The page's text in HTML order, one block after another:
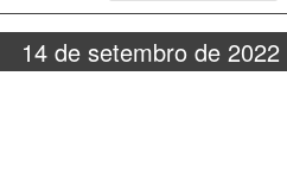
14 de setembro de 2022